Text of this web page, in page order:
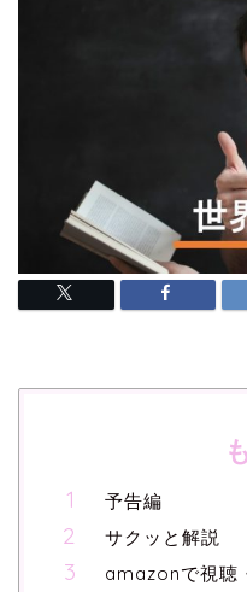
予告編
サクッと解説
amazonで視聴